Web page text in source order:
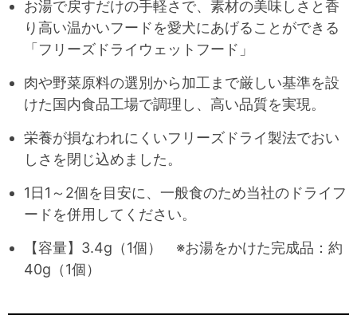
お湯で戻すだけの手軽さで、素材の美味しさと香
り高い温かいフードを愛犬にあげることができる
「フリーズドライウェットフード」
肉や野菜原料の選別から加工まで厳しい基準を設
けた国内食品工場で調理し、高い品質を実現。
栄養が損なわれにくいフリーズドライ製法でおい
しさを閉じ込めました。
1日1～2個を目安に、一般食のため当社のドライフ
ードを併用してください。
【容量】3.4g（1個） ※お湯をかけた完成品：約
40g（1個）